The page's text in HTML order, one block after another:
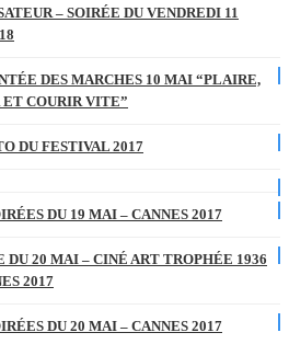
– SOIRÉE DU VENDREDI 11
DES MARCHES 10 MAI “PLAIRE,
COURIR VITE”
DU FESTIVAL 2017
DU 19 MAI – CANNES 2017
DU 20 MAI – CINÉ ART TROPHÉE 1936
2017
DU 20 MAI – CANNES 2017